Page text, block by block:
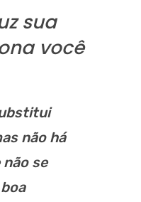
sua
você
não há
se